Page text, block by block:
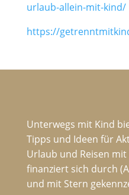
urlaub-allein-mit-kind/
https://
Unterwegs mit Kind
Tipps und Ideen für
Urlaub und Reisen
finanziert sich durch
und mit Stern